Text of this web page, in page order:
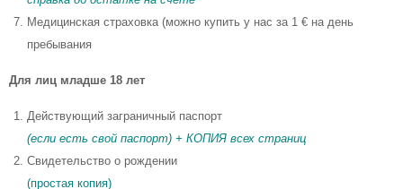
Медицинская страховка (можно купить у нас за 1 € на день
пребывания
Для лиц младше 18 лет
Действующий заграничный паспорт
(если есть свой паспорт) + КОПИЯ всех страниц
Свидетельство о рождении
(простая копия)